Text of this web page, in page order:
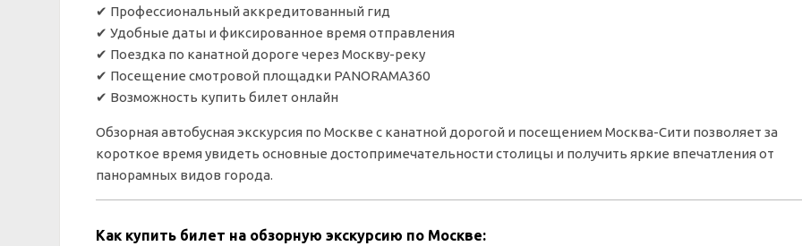
✔ Профессиональный аккредитованный гид
✔ Удобные даты и фиксированное время отправления
✔ Поездка по канатной дороге через Москву-реку
✔ Посещение смотровой площадки PANORAMA360
✔ Возможность купить билет онлайн
Обзорная автобусная экскурсия по Москве с канатной дорогой и посещением Москва-Сити позволяет за
короткое время увидеть основные достопримечательности столицы и получить яркие впечатления от
панорамных видов города.
Как купить билет на обзорную экскурсию по Москве: